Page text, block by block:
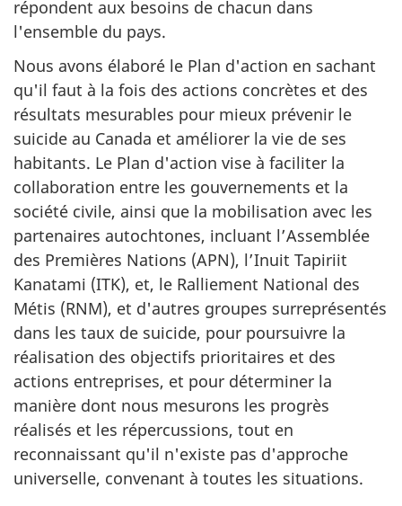
répondent aux besoins de chacun dans
l'ensemble du pays.
Nous avons élaboré le Plan d'action en sachant
qu'il faut à la fois des actions concrètes et des
résultats mesurables pour mieux prévenir le
suicide au Canada et améliorer la vie de ses
habitants. Le Plan d'action vise à faciliter la
collaboration entre les gouvernements et la
société civile, ainsi que la mobilisation avec les
partenaires autochtones, incluant l’Assemblée
des Premières Nations (APN), l’Inuit Tapiriit
Kanatami (ITK), et, le Ralliement National des
Métis (RNM), et d'autres groupes surreprésentés
dans les taux de suicide, pour poursuivre la
réalisation des objectifs prioritaires et des
actions entreprises, et pour déterminer la
manière dont nous mesurons les progrès
réalisés et les répercussions, tout en
reconnaissant qu'il n'existe pas d'approche
universelle, convenant à toutes les situations.